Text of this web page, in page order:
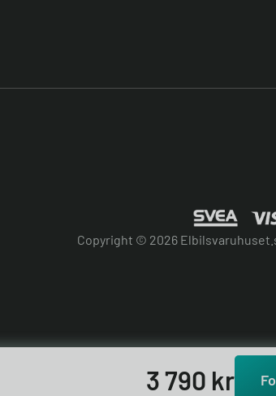
Copyright © 2026
3 790 kr